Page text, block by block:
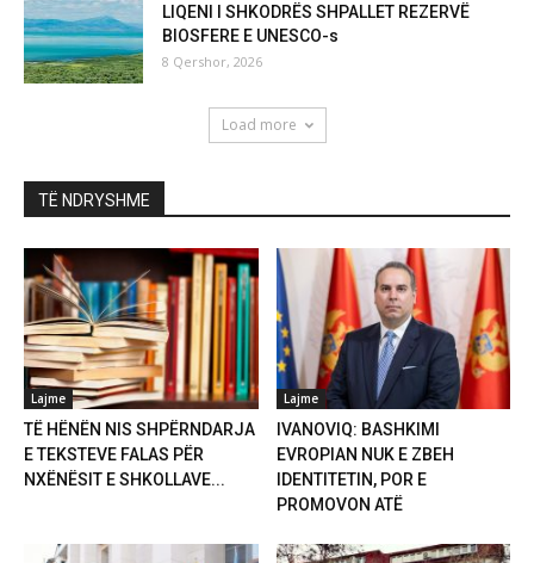
LIQENI I SHKODRËS SHPALLET REZERVË
BIOSFERE E UNESCO-s
8 Qershor, 2026
Load more
TË NDRYSHME
Lajme
TË HËNËN NIS SHPËRNDARJA
E TEKSTEVE FALAS PËR
NXËNËSIT E SHKOLLAVE...
Lajme
IVANOVIQ: BASHKIMI
EVROPIAN NUK E ZBEH
IDENTITETIN, POR E
PROMOVON ATË